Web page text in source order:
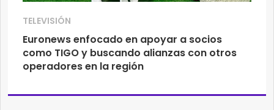
TELEVISIÓN
Euronews enfocado en apoyar a socios
como TIGO y buscando alianzas con otros
operadores en la región